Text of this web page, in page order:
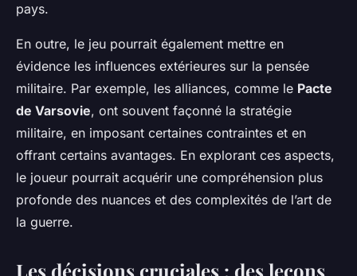
pays.
En outre, le jeu pourrait également mettre en
évidence les influences extérieures sur la pensée
militaire. Par exemple, les alliances, comme le Pacte
de Varsovie, ont souvent façonné la stratégie
militaire, en imposant certaines contraintes et en
offrant certains avantages. En explorant ces aspects,
le joueur pourrait acquérir une compréhension plus
profonde des nuances et des complexités de l’art de
la guerre.
Les décisions cruciales : des leçons